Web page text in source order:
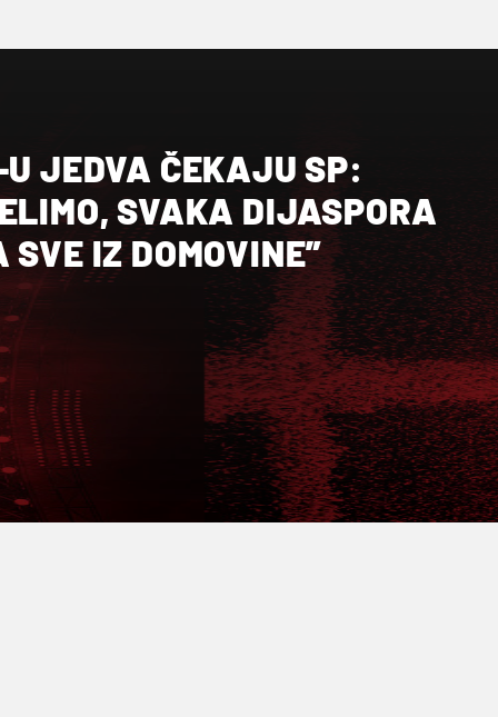
JEDVA ČEKAJU SP:
SVAKA DIJASPORA
IZ DOMOVINE”